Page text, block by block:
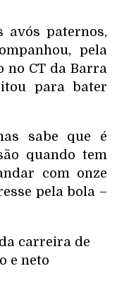
avós paternos,
pela
no CT da Barra
para bater
sabe que é
quando tem
com onze
pela bola –
carreira de
e neto